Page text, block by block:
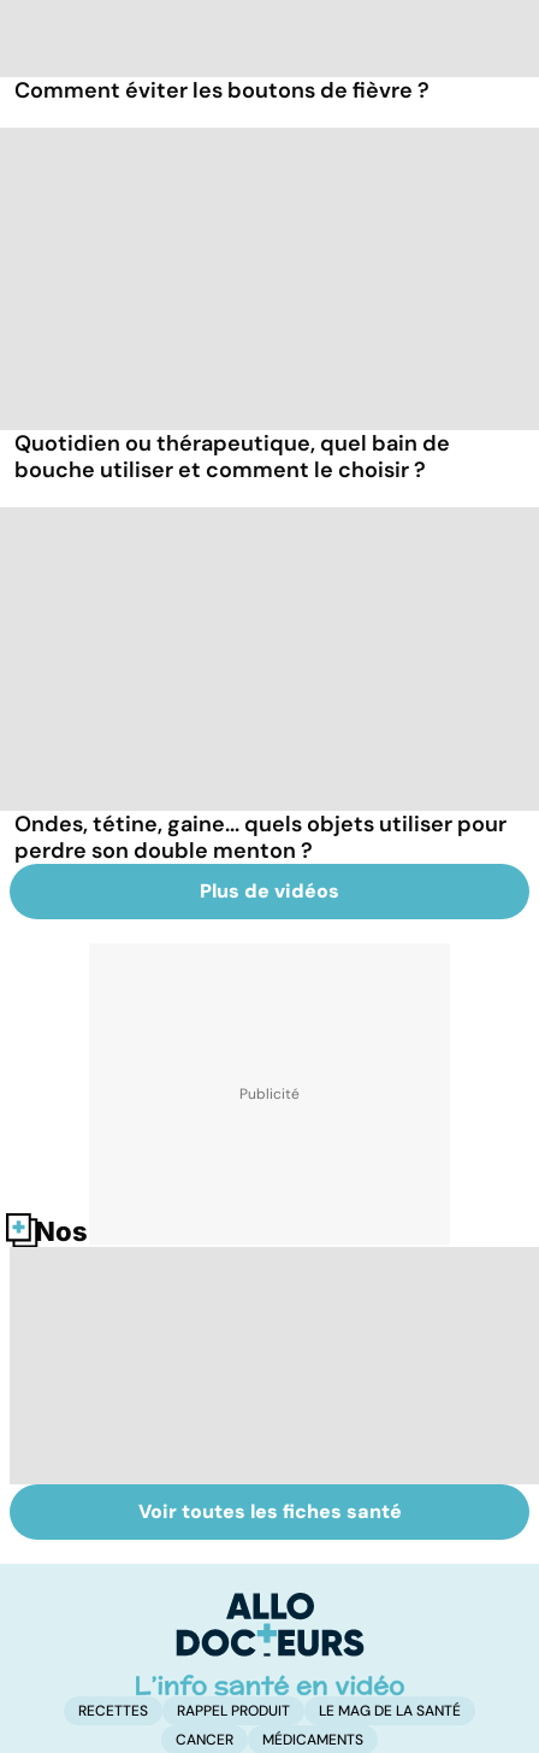
Comment éviter les boutons de fièvre ?
Quotidien ou thérapeutique, quel bain de
bouche utiliser et comment le choisir ?
Ondes, tétine, gaine... quels objets utiliser pour
perdre son double menton ?
Plus de vidéos
Nos fiches santé
Pathologies de la
bouche : quelles
Candidose
buccale : quand
infecte la
bouche
Voir toutes les fiches santé
RECETTES RAPPEL PRODUIT
LE MAG DE LA SANTÉ
CANCER
MÉDICAMENTS